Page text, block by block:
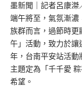
墨新聞 ｜記者呂康
端午將至，氣氛漸
族群而言，過節時
午」活動，致力於
年，台南平安站活動
主題定為「千千愛
希望。